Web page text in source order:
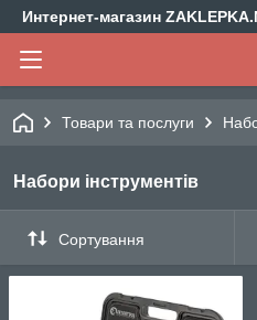
Интернет-магазин
Товари та послуги
Набори інструментів
Сортування